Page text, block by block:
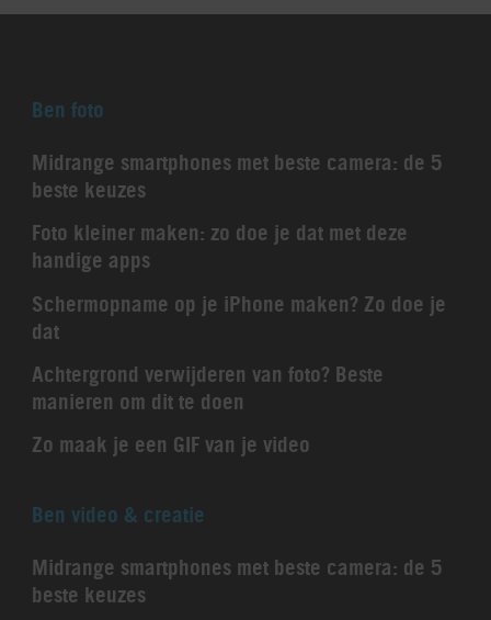
Ben foto
Midrange smartphones met beste camera: de 5
beste keuzes
Foto kleiner maken: zo doe je dat met deze
handige apps
Schermopname op je iPhone maken? Zo doe je
dat
Achtergrond verwijderen van foto? Beste
manieren om dit te doen
Zo maak je een GIF van je video
Ben video & creatie
Midrange smartphones met beste camera: de 5
beste keuzes